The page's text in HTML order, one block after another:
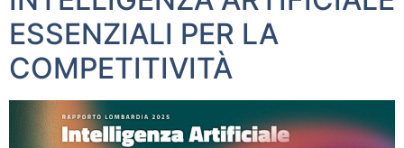
ESSENZIALI PER LA
COMPETITIVITÀ